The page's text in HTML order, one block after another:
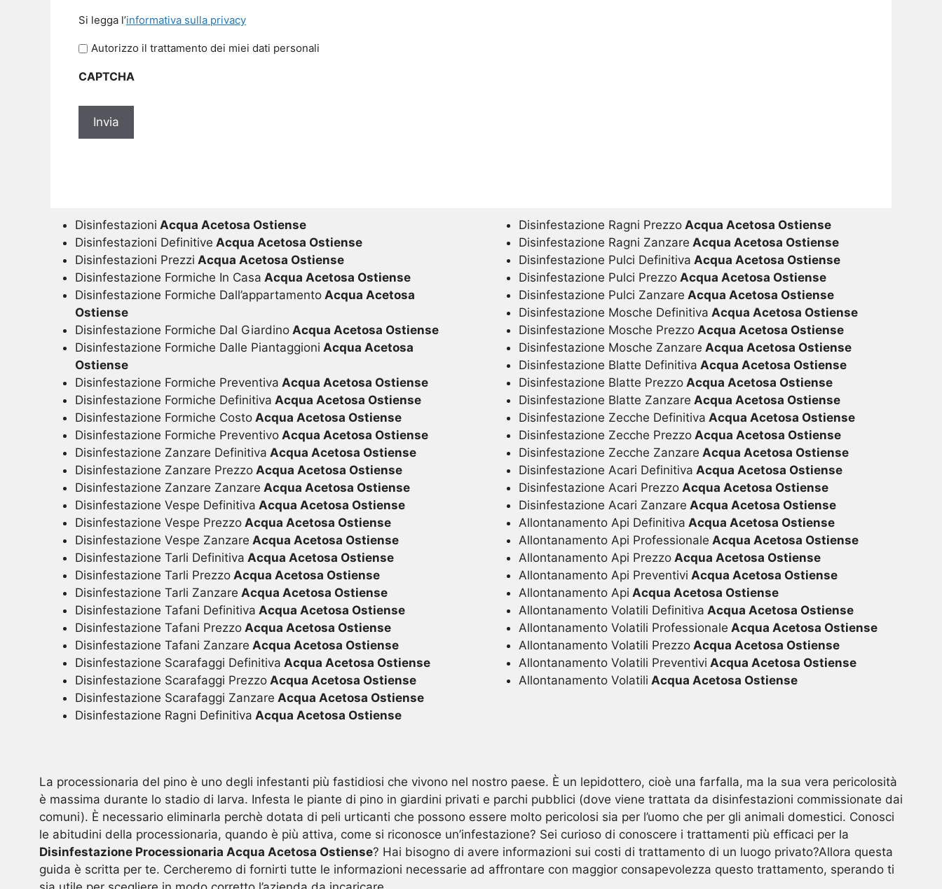
legga
l'informativa
privacy
Si legga l’informativa sulla privacy
Autorizzo il trattamento dei miei dati personali
CAPTCHA
Disinfestazioni Acqua Acetosa Ostiense
Disinfestazioni Definitive Acqua Acetosa Ostiense
Disinfestazioni Prezzi Acqua Acetosa Ostiense
Disinfestazione Formiche In Casa Acqua Acetosa Ostiense
Disinfestazione Formiche Dall’appartamento Acqua Acetosa
Ostiense
Disinfestazione Formiche Dal Giardino Acqua Acetosa Ostiense
Disinfestazione Formiche Dalle Piantaggioni Acqua Acetosa
Ostiense
Disinfestazione Formiche Preventiva Acqua Acetosa Ostiense
Disinfestazione Formiche Definitiva Acqua Acetosa Ostiense
Disinfestazione Formiche Costo Acqua Acetosa Ostiense
Disinfestazione Formiche Preventivo Acqua Acetosa Ostiense
Disinfestazione Zanzare Definitiva Acqua Acetosa Ostiense
Disinfestazione Zanzare Prezzo Acqua Acetosa Ostiense
Disinfestazione Zanzare Zanzare Acqua Acetosa Ostiense
Disinfestazione Vespe Definitiva Acqua Acetosa Ostiense
Disinfestazione Vespe Prezzo Acqua Acetosa Ostiense
Disinfestazione Vespe Zanzare Acqua Acetosa Ostiense
Disinfestazione Tarli Definitiva Acqua Acetosa Ostiense
Disinfestazione Tarli Prezzo Acqua Acetosa Ostiense
Disinfestazione Tarli Zanzare Acqua Acetosa Ostiense
Disinfestazione Tafani Definitiva Acqua Acetosa Ostiense
Disinfestazione Tafani Prezzo Acqua Acetosa Ostiense
Disinfestazione Tafani Zanzare Acqua Acetosa Ostiense
Disinfestazione Scarafaggi Definitiva Acqua Acetosa Ostiense
Disinfestazione Scarafaggi Prezzo Acqua Acetosa Ostiense
Disinfestazione Scarafaggi Zanzare Acqua Acetosa Ostiense
Disinfestazione Ragni Definitiva Acqua Acetosa Ostiense
Disinfestazione Ragni Prezzo Acqua Acetosa Ostiense
Disinfestazione Ragni Zanzare Acqua Acetosa Ostiense
Disinfestazione Pulci Definitiva Acqua Acetosa Ostiense
Disinfestazione Pulci Prezzo Acqua Acetosa Ostiense
Disinfestazione Pulci Zanzare Acqua Acetosa Ostiense
Disinfestazione Mosche Definitiva Acqua Acetosa Ostiense
Disinfestazione Mosche Prezzo Acqua Acetosa Ostiense
Disinfestazione Mosche Zanzare Acqua Acetosa Ostiense
Disinfestazione Blatte Definitiva Acqua Acetosa Ostiense
Disinfestazione Blatte Prezzo Acqua Acetosa Ostiense
Disinfestazione Blatte Zanzare Acqua Acetosa Ostiense
Disinfestazione Zecche Definitiva Acqua Acetosa Ostiense
Disinfestazione Zecche Prezzo Acqua Acetosa Ostiense
Disinfestazione Zecche Zanzare Acqua Acetosa Ostiense
Disinfestazione Acari Definitiva Acqua Acetosa Ostiense
Disinfestazione Acari Prezzo Acqua Acetosa Ostiense
Disinfestazione Acari Zanzare Acqua Acetosa Ostiense
Allontanamento Api Definitiva Acqua Acetosa Ostiense
Allontanamento Api Professionale Acqua Acetosa Ostiense
Allontanamento Api Prezzo Acqua Acetosa Ostiense
Allontanamento Api Preventivi Acqua Acetosa Ostiense
Allontanamento Api Acqua Acetosa Ostiense
Allontanamento Volatili Definitiva Acqua Acetosa Ostiense
Allontanamento Volatili Professionale Acqua Acetosa Ostiense
Allontanamento Volatili Prezzo Acqua Acetosa Ostiense
Allontanamento Volatili Preventivi Acqua Acetosa Ostiense
Allontanamento Volatili Acqua Acetosa Ostiense
La processionaria del pino è uno degli infestanti più fastidiosi che vivono nel nostro paese. È un lepidottero, cioè una farfalla, ma la sua vera pericolosità
è massima durante lo stadio di larva. Infesta le piante di pino in giardini privati e parchi pubblici (dove viene trattata da disinfestazioni commissionate dai
comuni). È necessario eliminarla perchè dotata di peli urticanti che possono essere molto pericolosi sia per l’uomo che per gli animali domestici. Conosci
le abitudini della processionaria, quando è più attiva, come si riconosce un’infestazione? Sei curioso di conoscere i trattamenti più efficaci per la
Disinfestazione Processionaria Acqua Acetosa Ostiense? Hai bisogno di avere informazioni sui costi di trattamento di un luogo privato?Allora questa
guida è scritta per te. Cercheremo di fornirti tutte le informazioni necessarie ad affrontare con maggior consapevolezza questo trattamento, sperando ti